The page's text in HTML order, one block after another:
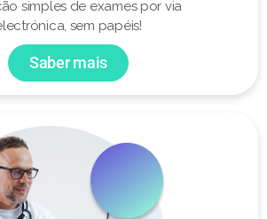
simples de exames por via
sem papéis!
Saber mais